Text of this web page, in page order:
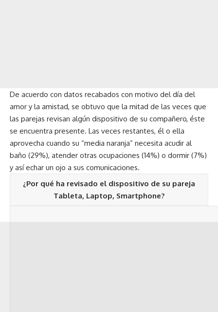
De acuerdo con datos recabados con motivo del día del
amor y la amistad, se obtuvo que la mitad de las veces que
las parejas revisan algún dispositivo de su compañero, éste
se encuentra presente. Las veces restantes, él o ella
aprovecha cuando su “media naranja” necesita acudir al
baño (29%), atender otras ocupaciones (14%) o dormir (7%)
y así echar un ojo a sus comunicaciones.
¿Por qué ha revisado el dispositivo de su pareja
Tableta, Laptop, Smartphone?